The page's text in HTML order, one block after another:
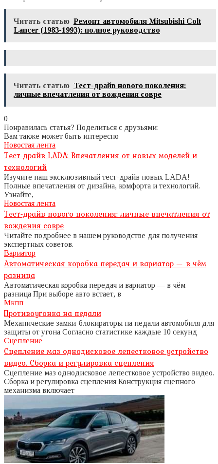
Читать статью Ремонт автомобиля Mitsubishi Colt
Lancer (1983-1993): полное руководство
Читать статью Тест-драйв нового поколения:
личные впечатления от вождения совре
0
Понравилась статья? Поделиться с друзьями:
Вам также может быть интересно
Новостая лента
Тест-драйв LADA: Впечатления от новых моделей и
технологий
Изучите наш эксклюзивный тест-драйв новых LADA!
Полные впечатления от дизайна, комфорта и технологий.
Узнайте,
Новостая лента
Тест-драйв нового поколения: личные впечатления от
вождения совре
Читайте подробнее в нашем руководстве для получения
экспертных советов.
Вариатор
Автоматическая коробка передач и вариатор — в чём
разница
Автоматическая коробка передач и вариатор — в чём
разница При выборе авто встает, в
Мкпп
Противоугонка на педали
Механические замки-блокираторы на педали автомобиля для
защиты от угона Согласно статистике каждые 10 секунд
Сцепление
Сцепление маз однодисковое лепестковое устройство
видео. Сборка и регулировка сцепления
Сцепление маз однодисковое лепестковое устройство видео.
Сборка и регулировка сцепления Конструкция сцепного
механизма включает